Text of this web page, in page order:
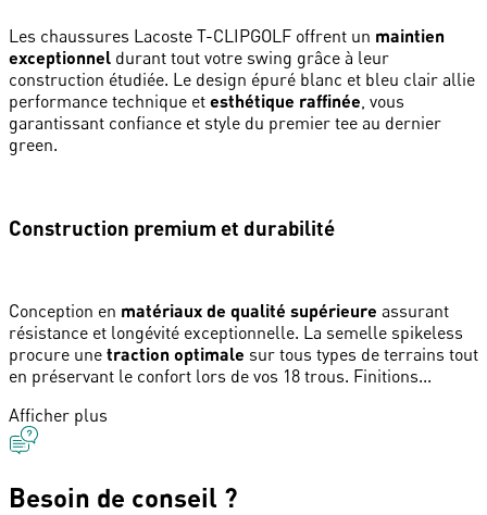
Les chaussures Lacoste T-CLIPGOLF offrent un maintien
exceptionnel durant tout votre swing grâce à leur
construction étudiée. Le design épuré blanc et bleu clair allie
performance technique et esthétique raffinée, vous
garantissant confiance et style du premier tee au dernier
green.
Construction premium et durabilité
Conception en matériaux de qualité supérieure assurant
résistance et longévité exceptionnelle. La semelle spikeless
procure une traction optimale sur tous types de terrains tout
en préservant le confort lors de vos 18 trous. Finitions...
Afficher plus
Besoin de conseil ?